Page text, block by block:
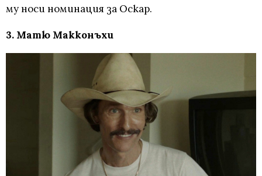
му носи номинация за Оскар.
3. Матю Макконъхи